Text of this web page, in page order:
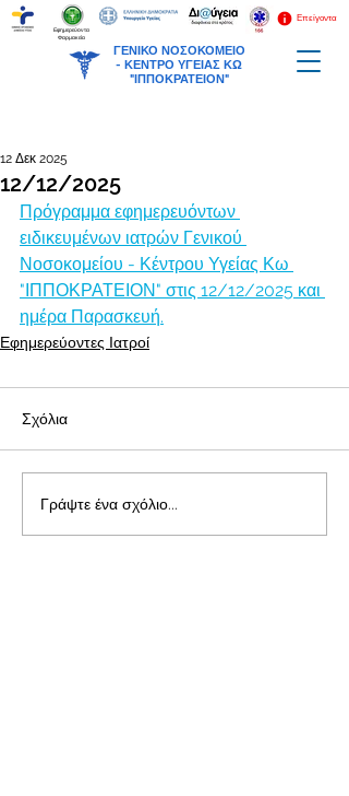
ΓΕΝΙΚΟ ΝΟΣΟΚΟΜΕΙΟ
- ΚΕΝΤΡΟ ΥΓΕΙΑΣ ΚΩ
"ΙΠΠΟΚΡΑΤΕΙΟΝ"
Επείγοντα
Εφημερεύοντα
Φαρμακεία
12/12/2025
12 Δεκ 2025
Πρόγραμμα εφημερευόντων
ειδικευμένων ιατρών Γενικού
Νοσοκομείου - Κέντρου Υγείας Κω
"ΙΠΠΟΚΡΑΤΕΙΟΝ" στις 12/12/2025 και
ημέρα Παρασκευή.
Εφημερεύοντες Ιατροί
Σχόλια
Γράψτε ένα σχόλιο...